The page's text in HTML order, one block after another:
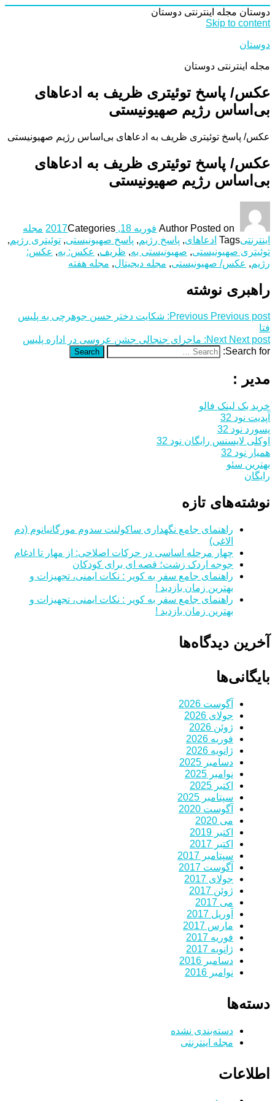
دوستان مجله اینترنتی دوستان
Skip to content
دوستان
مجله اینترنتی دوستان
عکس/ پاسخ توئیتری ظریف به ادعاهای
بی‌اساس رژیم صهیونیستی
عکس/ پاسخ توئیتری ظریف به ادعاهای بی‌اساس رژیم صهیونیستی
عکس/ پاسخ توئیتری ظریف به ادعاهای
بی‌اساس رژیم صهیونیستی
Author Posted on فوریه 18, 2017 Categories
مجله
اینترنتیTags ادعاهای, پاسخ رژیم, پاسخ صهیونیستی, توئیتری رژیم,
توئیتری صهیونیستی, صهیونیستی به, ظریف, عکس: به, عکس:
رژیم, عکس/ صهیونیستی, مجله دیجیتال, مجله هفته
راهبری نوشته
Previous Previous post:
شکایت دختر حسن جوهرچی به پلیس
فتا
Next Next post:
ماجرای جنجالی جشن عروسی در اداره پلیس
Search for:
Search
مدیر :
خرید بک لینک فالو
آپدیت نود 32
پسورد نود 32
اوکلی لایسنس رایگان نود 32
همیار نود 32
بهترین سئو
رایگان
نوشته‌های تازه
راهنمای جامع نگهداری ساکولنت سدوم مورگانیانوم (دم
الاغی)
چهار مرحله اساسی در حرکات اصلاحی: از مهار تا ادغام
جوجه اردک زشت؛ قصه ای برای کودکان
راهنمای جامع سفر به کویر : نکات ایمنی، تجهیزات و
بهترین زمان بازدید !
راهنمای جامع سفر به کویر : نکات ایمنی، تجهیزات و
بهترین زمان بازدید !
آخرین دیدگاه‌ها
بایگانی‌ها
آگوست 2026
جولای 2026
ژوئن 2026
فوریه 2026
ژانویه 2026
دسامبر 2025
نوامبر 2025
اکتبر 2025
سپتامبر 2025
آگوست 2020
می 2020
اکتبر 2019
اکتبر 2017
سپتامبر 2017
آگوست 2017
جولای 2017
ژوئن 2017
می 2017
آوریل 2017
مارس 2017
فوریه 2017
ژانویه 2017
دسامبر 2016
نوامبر 2016
دسته‌ها
دسته‌بندی نشده
مجله اینترنتی
اطلاعات